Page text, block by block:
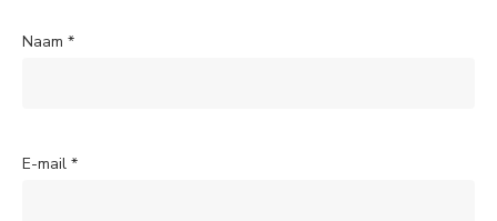
Naam *
E-mail *